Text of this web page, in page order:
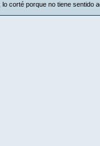
corté porque no tiene sentido